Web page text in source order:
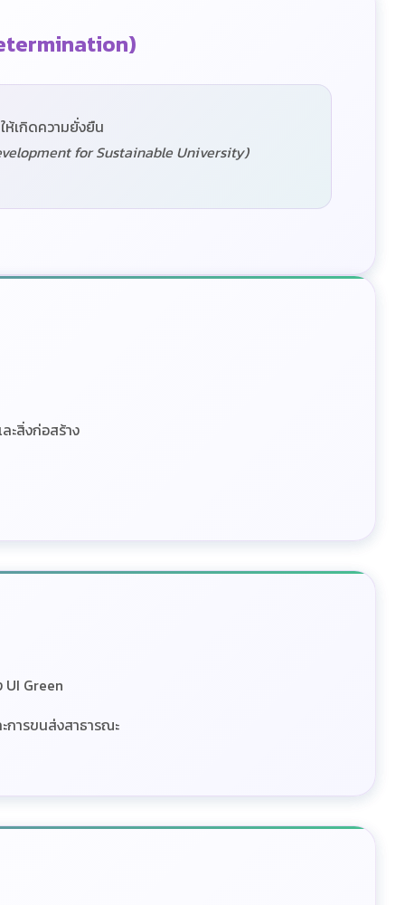
เกิดความยั่งยืน
for Sustainable University)
ะสิ่งก่อสร้าง
Green
การขนส่งสาธารณะ